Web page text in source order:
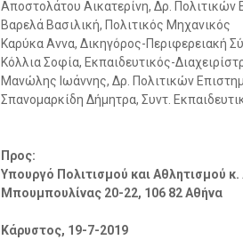
Αποστολάτου Αικατερίνη, Δρ.
Βαρελά Βασιλική, Πολιτικός Μηχανικός
Καρύκα Αννα, Δικηγόρος-Περιφερειακή
Κόλλια Σοφία, Εκπαιδευτικός-
Μανώλης Ιωάννης, Δρ. Πολιτικών
Σπανομαρκίδη Δήμητρα, Συντ.
Προς:
Υπουργό Πολιτισμού και Αθλητισμού
Μπουμπουλίνας 20-22, 106 82 Αθήνα
Κάρυστος, 19-7-2019